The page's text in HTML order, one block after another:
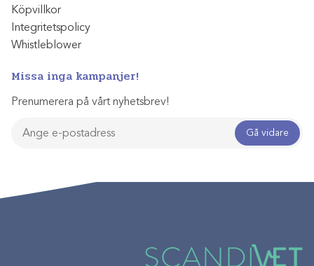
Köpvillkor
Integritetspolicy
Whistleblower
Missa inga kampanjer!
Prenumerera på vårt nyhetsbrev!
Gå vidare